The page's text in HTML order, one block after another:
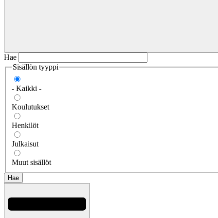
Hae
Sisällön tyyppi
- Kaikki -
Koulutukset
Henkilöt
Julkaisut
Muut sisällöt